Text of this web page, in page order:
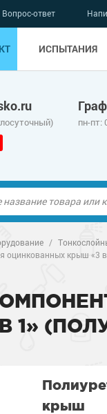
Вопрос-ответ
ИСПЫТАНИЯ
пн-пт:
полы
наливные
металлу
краски
дерева
/
оцинкованных крыш «3
крыш